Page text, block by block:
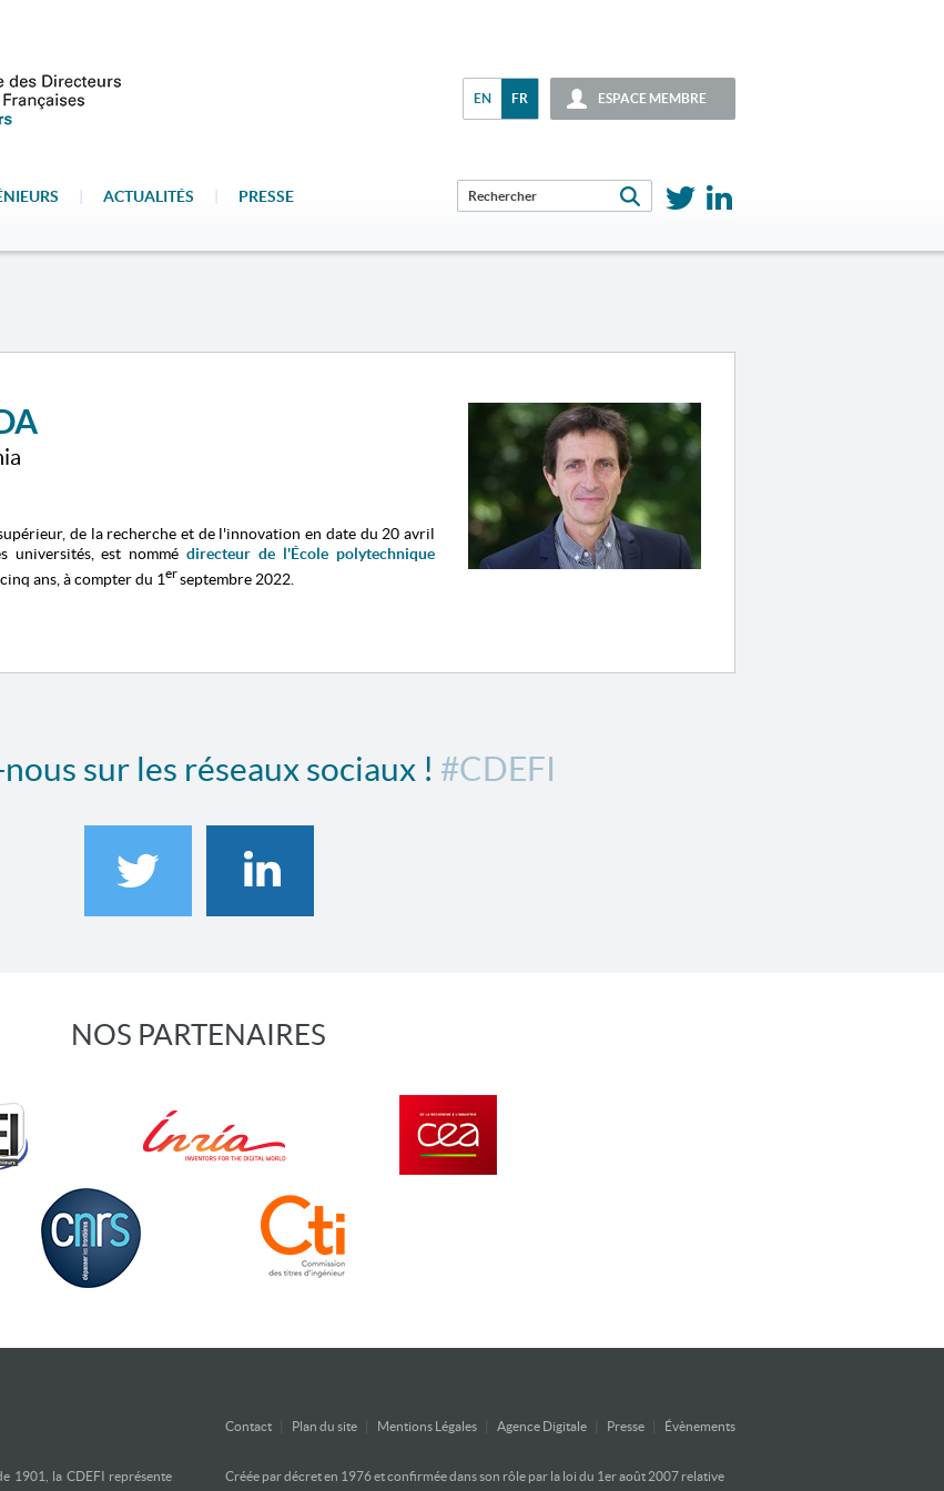
ESPACE MEMBRE
EN FR
ACTUALITÉS PRESSE
de la recherche et de l'innovation en date du 20 avril
universités, est nommédirecteur de l'École polytechnique
ans, à compter du 1erseptembre 2022.
sur les réseaux sociaux ! #CDEFI
NOS PARTENAIRES
Contact Plan du site Mentions Légales Agence Digitale Presse Évènements
1901, la CDEFI représente
Créée par décret en 1976 et confirmée dans son rôle par la loi du 1er août 2007 relative